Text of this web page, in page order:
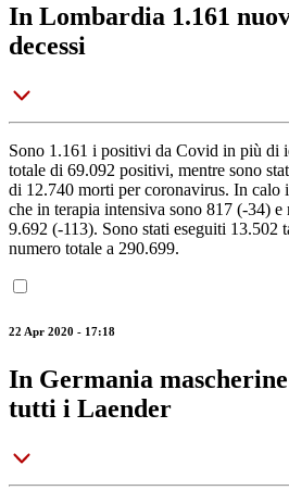
In Lombardia 1.161
decessi
Sono 1.161 i positivi da Covid in più di
totale di 69.092 positivi, mentre sono
di 12.740 morti per coronavirus. In calo
che in terapia intensiva sono 817 (-34)
9.692 (-113). Sono stati eseguiti 13.502
numero totale a 290.699.
22 Apr 2020 - 17:18
In Germania
tutti i Laender